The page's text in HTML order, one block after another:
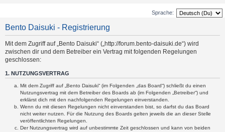
Sprache:
Bento Daisuki - Registrierung
Mit dem Zugriff auf „Bento Daisuki“ („http://forum.bento-daisuki.de“) wird
zwischen dir und dem Betreiber ein Vertrag mit folgenden Regelungen
geschlossen:
1. NUTZUNGSVERTRAG
Mit dem Zugriff auf „Bento Daisuki“ (im Folgenden „das Board“) schließt du einen
Nutzungsvertrag mit dem Betreiber des Boards ab (im Folgenden „Betreiber“) und
erklärst dich mit den nachfolgenden Regelungen einverstanden.
Wenn du mit diesen Regelungen nicht einverstanden bist, so darfst du das Board
nicht weiter nutzen. Für die Nutzung des Boards gelten jeweils die an dieser Stelle
veröffentlichten Regelungen.
Der Nutzungsvertrag wird auf unbestimmte Zeit geschlossen und kann von beiden